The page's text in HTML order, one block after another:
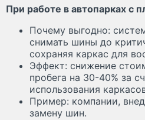
При работе в автопарках с
Почему выгодно:
снимать шины до
сохраняя каркас для
Эффект: снижение
пробега на 30-40% за
использования
Пример: компании,
замену шин.